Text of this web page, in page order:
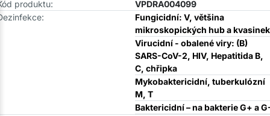
produktu:
VPDRA004099
Fungicidní: V, většina
mikroskopických hub a kvasinek
Virucidní - obalené viry: (B)
SARS-CoV-2, HIV, Hepatitida B,
C, chřipka
Mykobaktericidní, tuberkulózní
M, T
Baktericidní – na bakterie G+ a